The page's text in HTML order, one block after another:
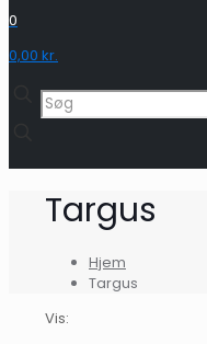
0
0,00 kr.
Targus
Hjem
Targus
Vis: